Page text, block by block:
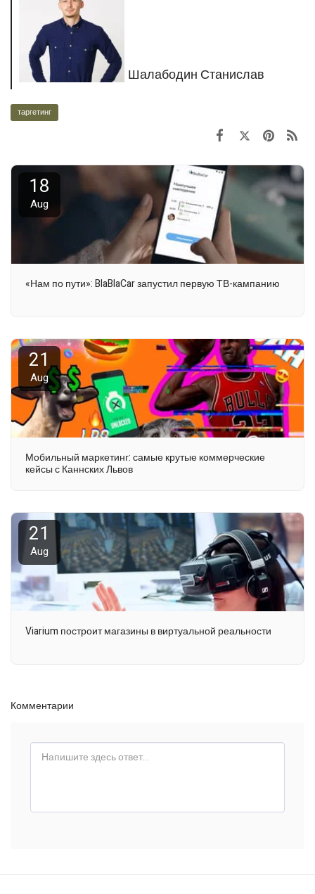
Шалабодин Станислав
таргетинг
18
Aug
«Нам по пути»: BlaBlaCar запустил первую ТВ-кампанию
21
Aug
Мобильный маркетинг: самые крутые коммерческие
кейсы с Каннских Львов
21
Aug
Viarium построит магазины в виртуальной реальности
Комментарии